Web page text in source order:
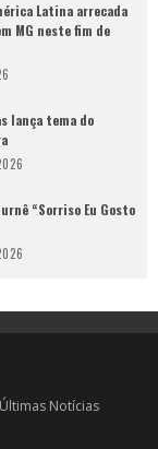
Latina arrecada
MG neste fim de
lança tema do
“Sorriso Eu Gosto
Últimas Notícias